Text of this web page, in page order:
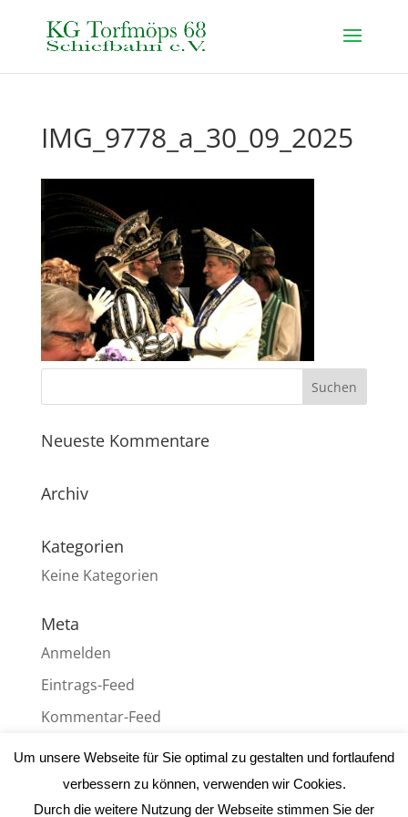
IMG_9778_a_30_09_2025
Neueste Kommentare
Archiv
Kategorien
Keine Kategorien
Meta
Anmelden
Eintrags-Feed
Kommentar-Feed
WordPress.org
Um unsere Webseite für Sie optimal zu gestalten und fortlaufend
verbessern zu können, verwenden wir Cookies.
Durch die weitere Nutzung der Webseite stimmen Sie der